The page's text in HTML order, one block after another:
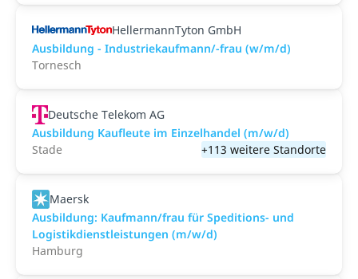
HellermannTyton GmbH
Ausbildung - Industriekaufmann/-frau (w/m/d)
Tornesch
Deutsche Telekom AG
Ausbildung Kaufleute im Einzelhandel (m/w/d)
Stade
+113 weitere Standorte
Maersk
Ausbildung: Kaufmann/frau für Speditions- und
Logistikdienstleistungen (m/w/d)
Hamburg